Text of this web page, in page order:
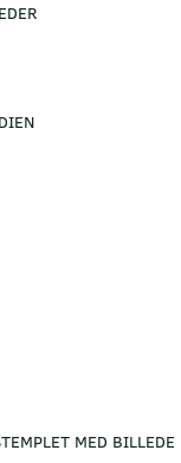
MED BILLEDE